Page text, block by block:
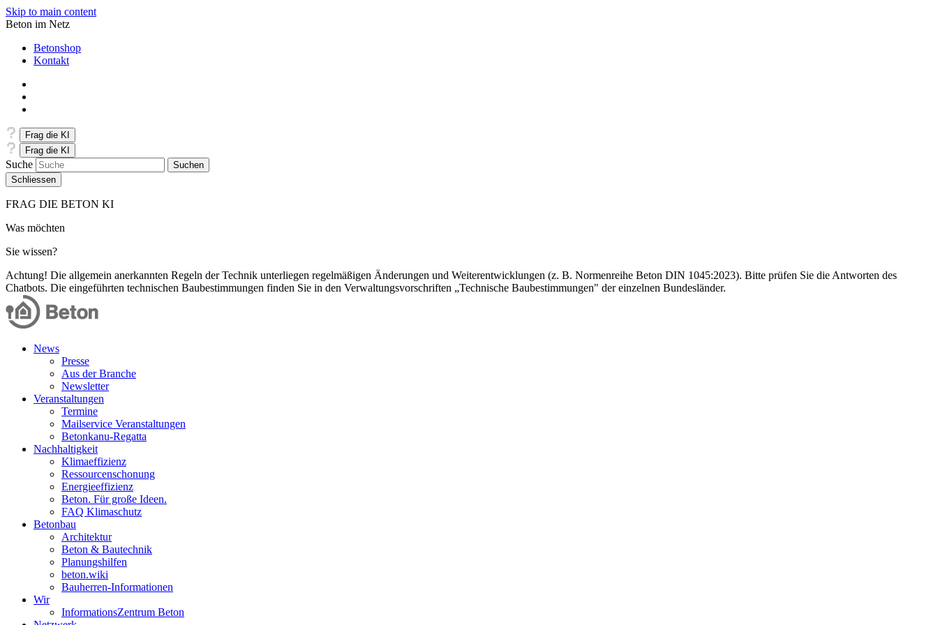
Skip to main content
Beton im Netz
Betonshop
Kontakt
Frag die KI
Frag die KI
Suche
Schliessen
FRAG DIE BETON KI
Was möchten
Sie wissen?
Achtung! Die allgemein anerkannten Regeln der Technik unterliegen regelmäßigen Änderungen und Weiterentwicklungen (z. B. Normenreihe Beton DIN 1045:2023). Bitte prüfen Sie die Antworten des
Chatbots. Die eingeführten technischen Baubestimmungen finden Sie in den Verwaltungsvorschriften „Technische Baubestimmungen" der einzelnen Bundesländer.
News
Presse
Aus der Branche
Newsletter
Veranstaltungen
Termine
Mailservice Veranstaltungen
Betonkanu-Regatta
Nachhaltigkeit
Klimaeffizienz
Ressourcenschonung
Energieeffizienz
Beton. Für große Ideen.
FAQ Klimaschutz
Betonbau
Architektur
Beton & Bautechnik
Planungshilfen
beton.wiki
Bauherren-Informationen
Wir
InformationsZentrum Beton